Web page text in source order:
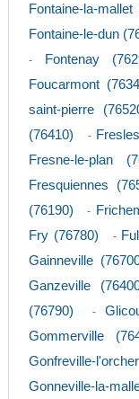
Fontaine-la-mallet
Fontaine-le-dun
- Fontenay
Foucarmont
saint-pierre
(76410)
-
Fresne-le-plan
Fresquiennes
(76190)
-
Fry (76780) -
Gainneville
Ganzeville
(76790)
-
Gommerville
Gonfreville-
Gonneville-la-